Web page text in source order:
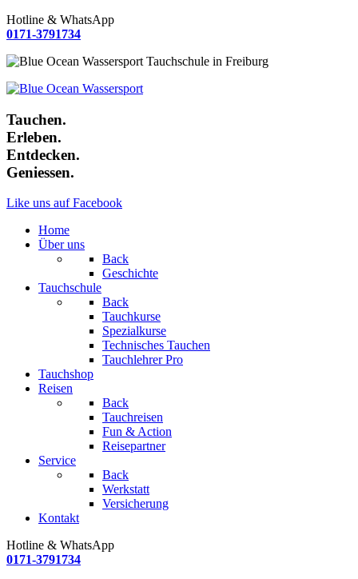
Hotline & WhatsApp
0171-3791734
Tauchen.
Erleben.
Entdecken.
Geniessen.
Like uns auf Facebook
Home
Über uns
Back
Geschichte
Tauchschule
Back
Tauchkurse
Spezialkurse
Technisches Tauchen
Tauchlehrer Pro
Tauchshop
Reisen
Back
Tauchreisen
Fun & Action
Reisepartner
Service
Back
Werkstatt
Versicherung
Kontakt
Hotline & WhatsApp
0171-3791734